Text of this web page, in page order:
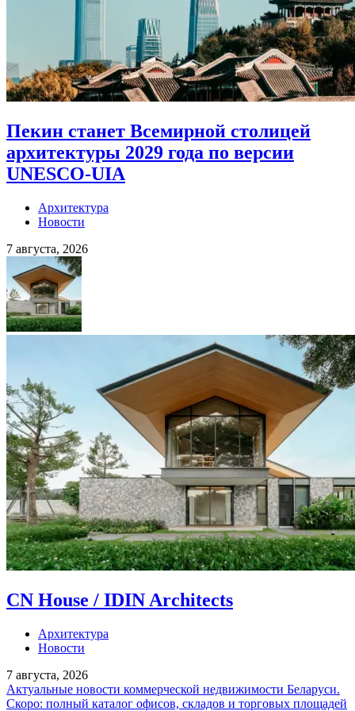
Пекин станет Всемирной столицей
архитектуры 2029 года по версии
UNESCO-UIA
Архитектура
Новости
7 августа, 2026
CN House / IDIN Architects
Архитектура
Новости
7 августа, 2026
Актуальные новости коммерческой недвижимости Беларуси.
Скоро: полный каталог офисов, складов и торговых площадей